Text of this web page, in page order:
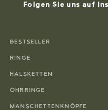
Folgen Sie uns auf
BESTSELLER
RINGE
HALSKETTEN
OHRRINGE
MANSCHETTENKNÖPFE